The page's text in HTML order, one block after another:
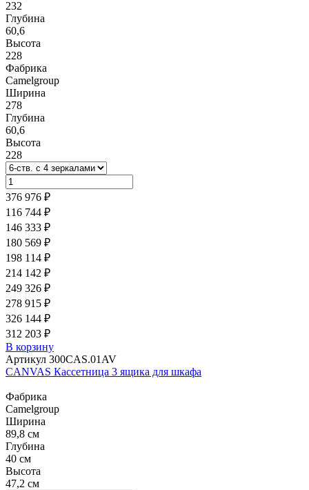
232
Глубина
60,6
Высота
228
Фабрика
Camelgroup
Ширина
278
Глубина
60,6
Высота
228
376 976 ₽
116 744 ₽
146 333 ₽
180 569 ₽
198 114 ₽
214 142 ₽
249 326 ₽
278 915 ₽
326 144 ₽
312 203 ₽
В корзину
Артикул 300CAS.01AV
CANVAS Кассетница 3 ящика для шкафа
Фабрика
Camelgroup
Ширина
89,8 см
Глубина
40 см
Высота
47,2 см